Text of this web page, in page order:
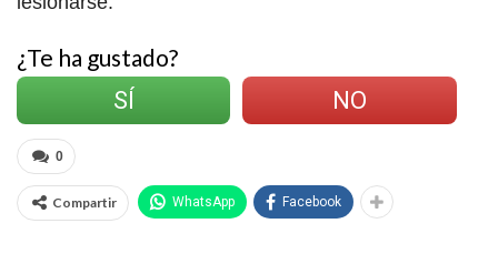
¿Te ha gustado?
SÍ
NO
0
Compartir WhatsApp Facebook